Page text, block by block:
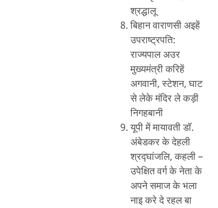
श्रद्धालू
बिहान वाराणसी अइहें
उपराष्ट्रपति:
राज्यपाल अउर
मुख्यमंत्री करिहें
अगवानी, स्टेशन, घाट
से लेके मंदिर ले कड़ी
निगहबानी
यूपी में मायावती डॉ.
अंबेडकर के देहली
श्रद्घांजलि, कहली –
उपेक्षित वर्ग के नेता के
अपने समाज के भला
नाइ करे दे रहल बा